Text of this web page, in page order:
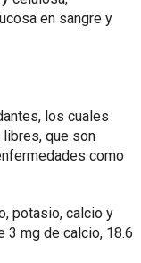
en sangre y
los cuales
libres, que son
como
potasio, calcio y
3 mg de calcio, 18.6